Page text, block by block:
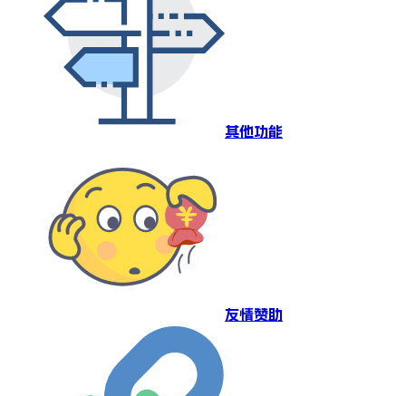
其他功能
友情赞助